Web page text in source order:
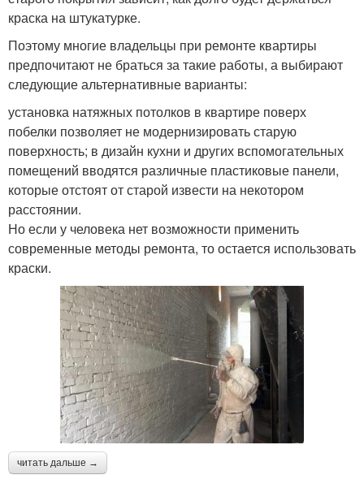
краска на штукатурке.
Поэтому многие владельцы при ремонте квартиры
предпочитают не браться за такие работы, а выбирают
следующие альтернативные варианты:
установка натяжных потолков в квартире поверх
побелки позволяет не модернизировать старую
поверхность; в дизайн кухни и других вспомогательных
помещений вводятся различные пластиковые панели,
которые отстоят от старой извести на некотором
расстоянии.
Но если у человека нет возможности применить
современные методы ремонта, то остается использовать
краски.
читать дальше →